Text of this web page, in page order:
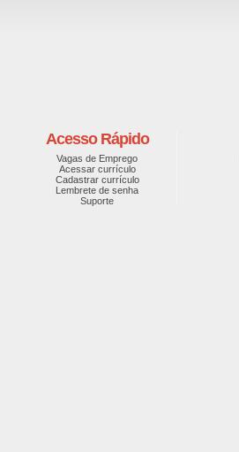
Acesso Rápido
Vagas de Emprego
Acessar currículo
Cadastrar currículo
Lembrete de senha
Suporte